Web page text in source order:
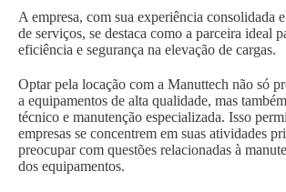
A empresa, com sua experiência consolidada
de serviços, se destaca como a parceira ideal
eficiência e segurança na elevação de cargas.
Optar pela locação com a Manuttech não só
a equipamentos de alta qualidade, mas
técnico e manutenção especializada. Isso
empresas se concentrem em suas atividades
preocupar com questões relacionadas à
dos equipamentos.